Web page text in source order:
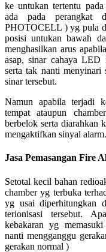
ke untukan tertentu
ada pada perangkat
PHOTOCELL ) yg pula
posisi untukan bawah
menghasilkan arus
asap, sinar cahaya LED
serta tak nanti menyinari
sinar tersebut.
Namun apabila terjadi
tempat ataupun
berbelok serta diarahkan
mengaktifkan sinyal alarm.
Jasa Pemasangan Fire
Setotal kecil bahan
chamber yg terbuka
yg usai diperhitungkan
terionisasi tersebut.
kebakaran yg
nanti mengganggu
gerakan normal )